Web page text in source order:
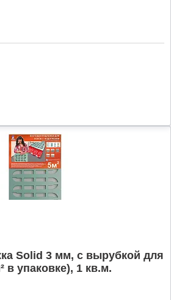
Solid 3 мм, с вырубкой для
в упаковке), 1 кв.м.